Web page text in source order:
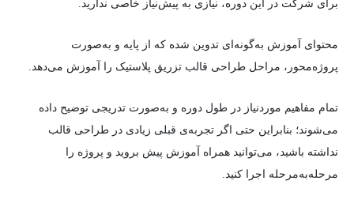
برای شرکت در این دوره، نیازی به پیش‌نیاز خاصی ندارید.
محتوای آموزش به‌گونه‌ای تدوین شده که از پایه و به‌صورت
پروژه‌محور، مراحل طراحی قالب تزریق پلاستیک را آموزش می‌دهد.
تمام مفاهیم موردنیاز در طول دوره و به‌صورت تدریجی توضیح داده
می‌شوند؛ بنابراین حتی اگر تجربه‌ی قبلی زیادی در طراحی قالب
نداشته باشید، می‌توانید همراه آموزش پیش بروید و پروژه را
مرحله‌به‌مرحله اجرا کنید.